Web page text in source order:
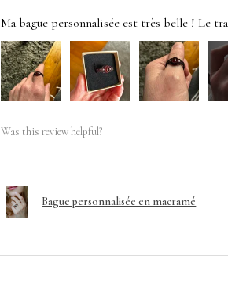
Ma bague personnalisée est très belle ! Le
Was this review helpful?
Bague personnalisée en macramé